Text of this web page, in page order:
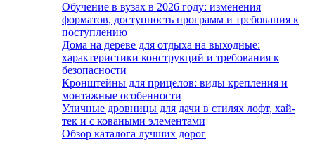
Обучение в вузах в 2026 году: изменения
форматов, доступность программ и требования к
поступлению
Дома на дереве для отдыха на выходные:
характеристики конструкций и требования к
безопасности
Кронштейны для прицелов: виды крепления и
монтажные особенности
Уличные дровницы для дачи в стилях лофт, хай-
тек и с коваными элементами
Обзор каталога лучших дорог